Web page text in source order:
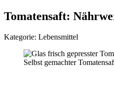
Tomatensaft:
Kategorie: Lebensmittel
Selbst gemachter